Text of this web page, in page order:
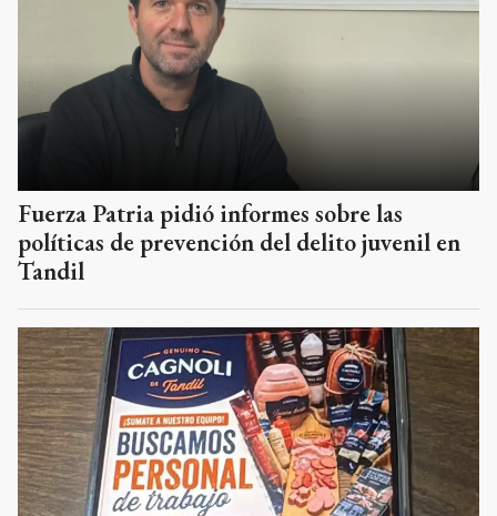
Fuerza Patria pidió informes sobre las
políticas de prevención del delito juvenil en
Tandil